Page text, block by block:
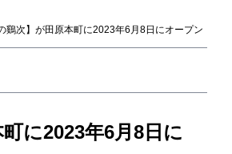
鷄次】が田原本町に2023年6月8日にオープン
に2023年6月8日に